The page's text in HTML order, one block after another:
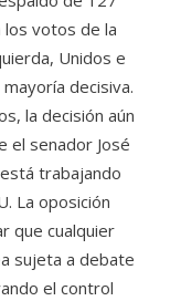
los votos de la
Unidos e
decisiva.
la decisión aún
el senador José
trabajando
La oposición
que cualquier
sujeta a debate
el control